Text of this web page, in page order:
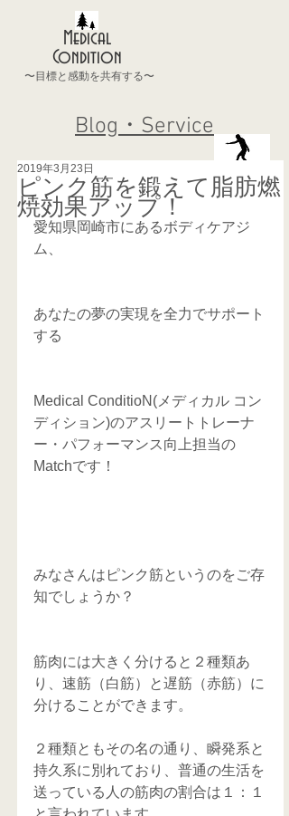
Medical
Condition
〜目標と感動を共有する〜
Blog・Service
ピンク筋を鍛えて脂肪燃
焼効果アップ！
2019年3月23日
愛知県岡崎市にあるボディケアジ
ム、
あなたの夢の実現を全力でサポート
する
Medical ConditioN(メディカル コン
ディション)のアスリートトレーナ
ー・パフォーマンス向上担当の
Matchです！
みなさんはピンク筋というのをご存
知でしょうか？
筋肉には大きく分けると２種類あ
り、速筋（白筋）と遅筋（赤筋）に
分けることができます。
２種類ともその名の通り、瞬発系と
持久系に別れており、普通の生活を
送っている人の筋肉の割合は１：１